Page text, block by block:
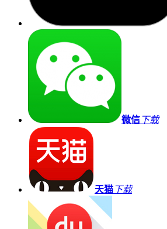
微信下载
天猫下载